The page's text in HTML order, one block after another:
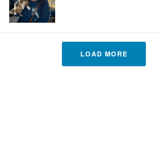
LOAD MORE